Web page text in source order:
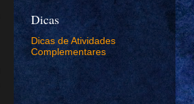
Dicas
Dicas de Atividades
Complementares